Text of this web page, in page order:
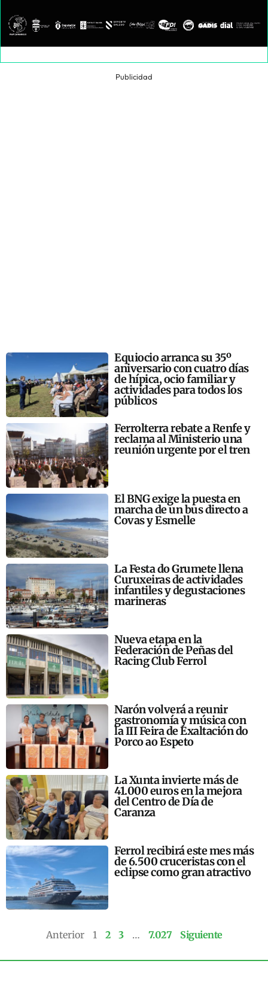
Publicidad
Equiocio arranca su 35º
aniversario con cuatro días
de hípica, ocio familiar y
actividades para todos los
públicos
Ferrolterra rebate a Renfe y
reclama al Ministerio una
reunión urgente por el tren
El BNG exige la puesta en
marcha de un bus directo a
Covas y Esmelle
La Festa do Grumete llena
Curuxeiras de actividades
infantiles y degustaciones
marineras
Nueva etapa en la
Federación de Peñas del
Racing Club Ferrol
Narón volverá a reunir
gastronomía y música con
la III Feira de Exaltación do
Porco ao Espeto
La Xunta invierte más de
41.000 euros en la mejora
del Centro de Día de
Caranza
Ferrol recibirá este mes más
de 6.500 cruceristas con el
eclipse como gran atractivo
Anterior 1 2 3 … 7.027 Siguiente